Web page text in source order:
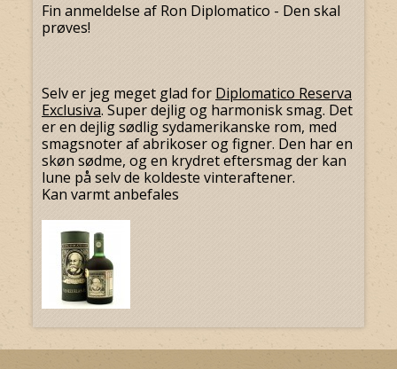
Fin anmeldelse af Ron Diplomatico - Den skal
prøves!
Selv er jeg meget glad for Diplomatico Reserva
Exclusiva. Super dejlig og harmonisk smag. Det
er en dejlig sødlig sydamerikanske rom, med
smagsnoter af abrikoser og figner. Den har en
skøn sødme, og en krydret eftersmag der kan
lune på selv de koldeste vinteraftener.
Kan varmt anbefales